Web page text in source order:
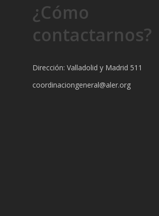
¿Cómo
contactarnos?
Dirección: Valladolid y Madrid 511
coordinaciongeneral@aler.org